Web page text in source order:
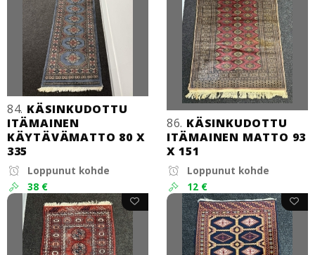
84. KÄSINKUDOTTU
ITÄMAINEN
KÄYTÄVÄMATTO 80 X
335
Loppunut kohde
38 €
86. KÄSINKUDOTTU
ITÄMAINEN MATTO 93
X 151
Loppunut kohde
12 €